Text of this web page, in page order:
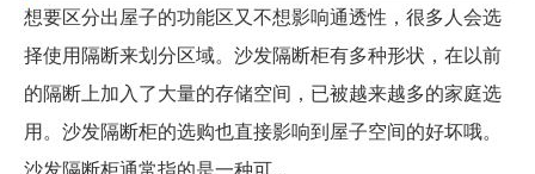
想要区分出屋子的功能区又不想影响通透性，很多人会选
择使用隔断来划分区域。沙发隔断柜有多种形状，在以前
的隔断上加入了大量的存储空间，已被越来越多的家庭选
用。沙发隔断柜的选购也直接影响到屋子空间的好坏哦。